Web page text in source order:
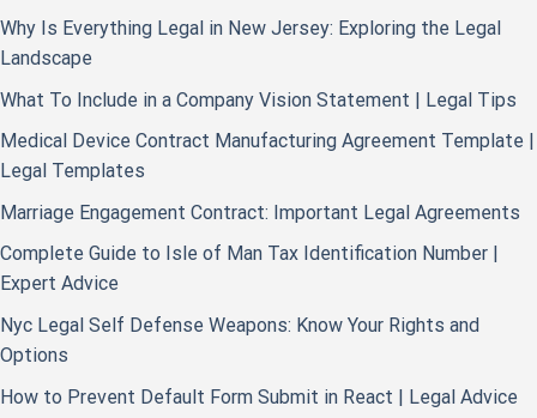
Why Is Everything Legal in New Jersey: Exploring the Legal
Landscape
What To Include in a Company Vision Statement | Legal Tips
Medical Device Contract Manufacturing Agreement Template |
Legal Templates
Marriage Engagement Contract: Important Legal Agreements
Complete Guide to Isle of Man Tax Identification Number |
Expert Advice
Nyc Legal Self Defense Weapons: Know Your Rights and
Options
How to Prevent Default Form Submit in React | Legal Advice